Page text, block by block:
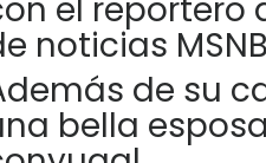
el reportero
noticias
de su
bella